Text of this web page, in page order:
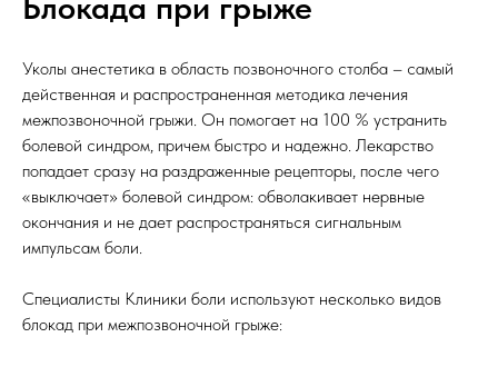
Уколы анестетика в область позвоночного столба – самый
действенная и распространенная методика лечения
межпозвоночной грыжи. Он помогает на 100 % устранить
болевой синдром, причем быстро и надежно. Лекарство
попадает сразу на раздраженные рецепторы, после чего
«выключает» болевой синдром: обволакивает нервные
окончания и не дает распространяться сигнальным
импульсам боли.
Специалисты Клиники боли используют несколько видов
блокад при межпозвоночной грыже: